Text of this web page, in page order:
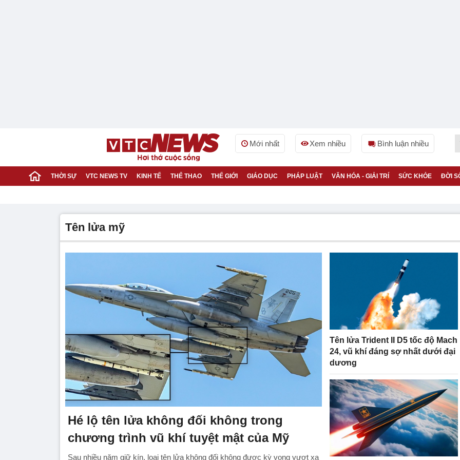
Mới nhất Xem nhiều Bình luận nhiều
THỜI SỰ VTC NEWS TV KINH TẾ THỂ THAO THẾ GIỚI GIÁO DỤC PHÁP LUẬT VĂN HÓA - GIẢI TRÍ SỨC KHỎE ĐỜI
tên lửa mỹ
Hé lộ tên lửa không đối không trong
chương trình vũ khí tuyệt mật của Mỹ
Sau nhiều năm giữ kín, loại tên lửa không đối không được kỳ vọng vượt xa
Tên lửa Trident II D5 tốc độ Mach
24, vũ khí đáng sợ nhất dưới đại
dương